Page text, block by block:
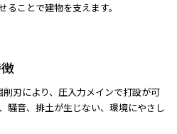
ることで建物を支えます。
刃により、圧入力メインで打設が可
騒音、排土が生じない、環境にやさし